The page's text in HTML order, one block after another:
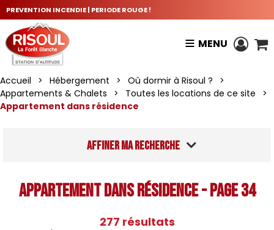
PREVENTION INCENDIE | PERIODE ROUGE !
MENU
Accueil > Hébergement > Où dormir à Risoul ?
>
Appartements & Chalets
> Toutes les locations de ce site
>
Appartement dans résidence
Affiner ma recherche
Appartement dans résidence - Page 34
277 résultats